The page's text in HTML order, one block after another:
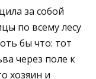
за собой
по всему лесу
бы что: тот
через поле к
хозяин и